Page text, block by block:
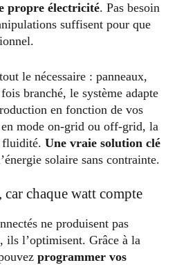
propre électricité. Pas besoin
suffisent pour que
le nécessaire : panneaux,
branché, le système adapte
en fonction de vos
mode on-grid ou off-grid, la
fluidité. Une vraie solution clé
solaire sans contrainte.
chaque watt compte
ne produisent pas
ils l’optimisent. Grâce à la
programmer vos